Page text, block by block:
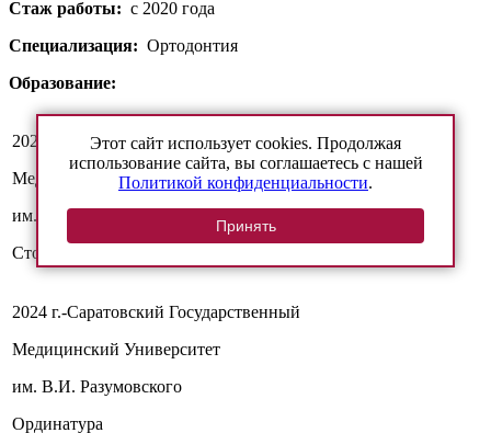
Стаж работы: с 2020 года
Специализация: Ортодонтия
Образование:
2020 г.-Саратовский Государственный
Медицинский Университет
им. В.И. Разумовского
Стоматологический факультет
2024 г.-Саратовский Государственный
Медицинский Университет
им. В.И. Разумовского
Ординатура
Этот сайт использует cookies. Продолжая
использование сайта, вы соглашаетесь с нашей
Политикой конфиденциальности.
Принять